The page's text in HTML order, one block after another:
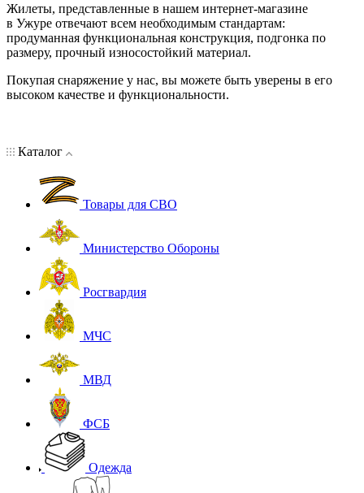
Жилеты, представленные в нашем интернет-магазине
в Ужуре отвечают всем необходимым стандартам:
продуманная функциональная конструкция, подгонка по
размеру, прочный износостойкий материал.
Покупая снаряжение у нас, вы можете быть уверены в его
высоком качестве и функциональности.
Каталог
Товары для СВО
Министерство Обороны
Росгвардия
МЧС
МВД
ФСБ
Одежда